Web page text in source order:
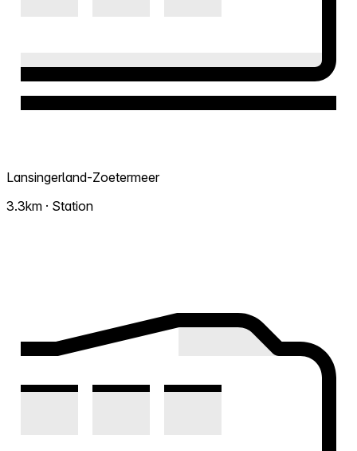
Lansingerland-Zoetermeer
3.3km · Station